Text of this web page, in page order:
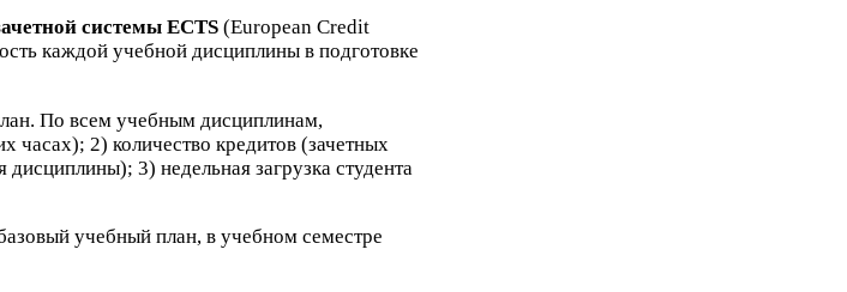
системы ECTS (Euro­pean Credit
каждой учебной дисциплины в подготовке
По всем учебным дисциплинам,
часах); 2) количество кредитов (зачетных
дисциплины); 3) недельная загрузка студента
учебный план, в учебном семестре